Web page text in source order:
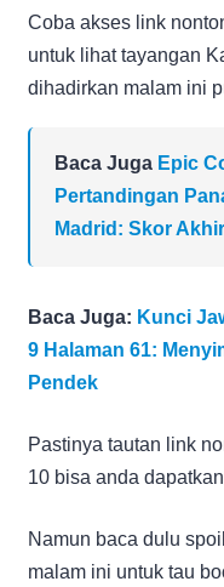
Coba akses link
untuk lihat tayangan
dihadirkan malam ini
Baca Juga Epic
Pertandingan
Madrid: Skor
Baca Juga: Kunci
9 Halaman 61:
Pendek
Pastinya tautan link
10 bisa anda
Namun baca dulu
malam ini untuk tau